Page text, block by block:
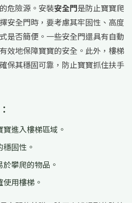
危險源。安裝安全門是防止寶寶爬
安全門時，要考慮其牢固性、高度
是否簡便。一些安全門還具有自動
效地保障寶寶的安全。此外，樓梯
保其穩固可靠，防止寶寶抓住扶手
進入樓梯區域。
固性。
攀爬的物品。
用樓梯。